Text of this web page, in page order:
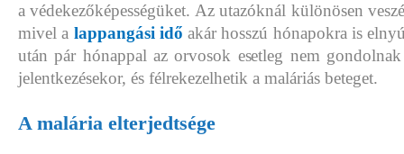
a védekezőképességüket. Az utazóknál különösen
mivel a lappangási idő akár hosszú hónapokra is
után pár hónappal az orvosok esetleg nem
jelentkezésekor, és félrekezelhetik a maláriás beteget.
A malária elterjedtsége